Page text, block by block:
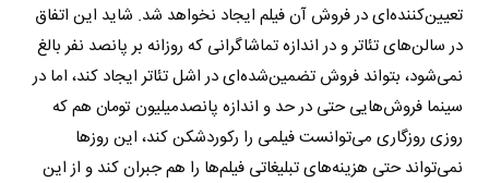
تعیین‌کننده‌ای در فروش آن فیلم ایجاد نخواهد شد. شاید این اتفاق
در سالن‌های تئاتر و در اندازه تماشاگرانی که روزانه بر پانصد نفر بالغ
نمی‌شود، بتواند فروش تضمین‌شده‌ای در اشل تئاتر ایجاد کند، اما در
سینما فروش‌هایی حتی در حد و اندازه پانصد‌میلیون تومان هم که
روزی روزگاری می‌توانست فیلمی را رکوردشکن کند، این روزها
نمی‌تواند حتی هزینه‌های تبلیغاتی فیلم‌ها را هم جبران کند و از این